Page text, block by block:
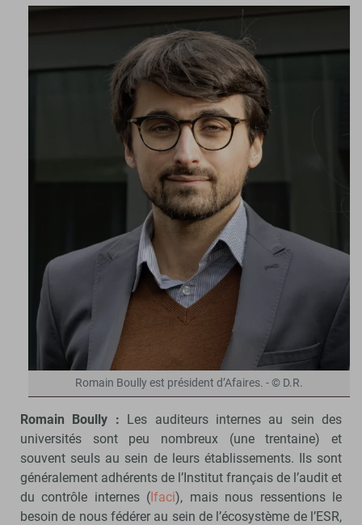
Romain Boully est président d’Afaires. - © D.R.
Romain Boully : Les auditeurs internes au sein des
universités sont peu nombreux (une trentaine) et
souvent seuls au sein de leurs établissements. Ils sont
généralement adhérents de l’Institut français de l’audit et
du contrôle internes (Ifaci), mais nous ressentions le
besoin de nous fédérer au sein de l’écosystème de l’ESR,